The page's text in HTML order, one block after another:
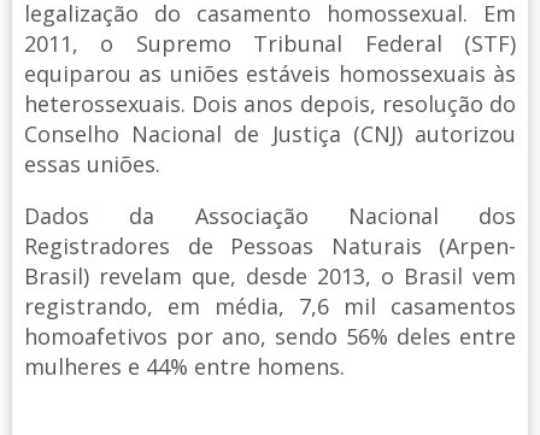
legalização do casamento homossexual. Em
2011, o Supremo Tribunal Federal (STF)
equiparou as uniões estáveis homossexuais às
heterossexuais. Dois anos depois, resolução do
Conselho Nacional de Justiça (CNJ) autorizou
essas uniões.
Dados da Associação Nacional dos
Registradores de Pessoas Naturais (Arpen-
Brasil) revelam que, desde 2013, o Brasil vem
registrando, em média, 7,6 mil casamentos
homoafetivos por ano, sendo 56% deles entre
mulheres e 44% entre homens.